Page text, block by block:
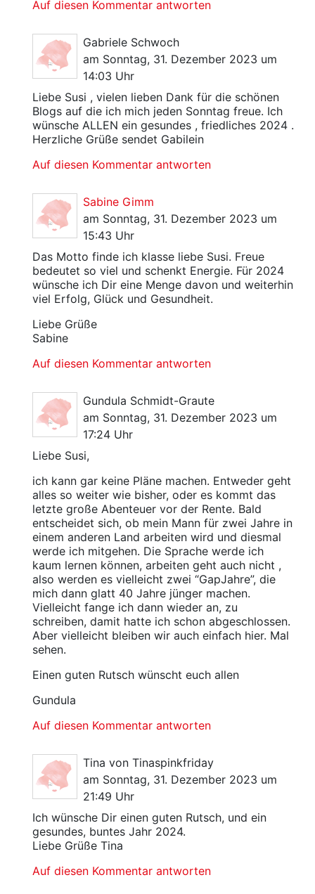
Auf diesen Kommentar antworten
Gabriele Schwoch
am Sonntag, 31. Dezember 2023 um
14:03 Uhr
Liebe Susi , vielen lieben Dank für die schönen
Blogs auf die ich mich jeden Sonntag freue. Ich
wünsche ALLEN ein gesundes , friedliches 2024 .
Herzliche Grüße sendet Gabilein
Auf diesen Kommentar antworten
Sabine Gimm
am Sonntag, 31. Dezember 2023 um
15:43 Uhr
Das Motto finde ich klasse liebe Susi. Freue
bedeutet so viel und schenkt Energie. Für 2024
wünsche ich Dir eine Menge davon und weiterhin
viel Erfolg, Glück und Gesundheit.
Liebe Grüße
Sabine
Auf diesen Kommentar antworten
Gundula Schmidt-Graute
am Sonntag, 31. Dezember 2023 um
17:24 Uhr
Liebe Susi,
ich kann gar keine Pläne machen. Entweder geht
alles so weiter wie bisher, oder es kommt das
letzte große Abenteuer vor der Rente. Bald
entscheidet sich, ob mein Mann für zwei Jahre in
einem anderen Land arbeiten wird und diesmal
werde ich mitgehen. Die Sprache werde ich
kaum lernen können, arbeiten geht auch nicht ,
also werden es vielleicht zwei “GapJahre”, die
mich dann glatt 40 Jahre jünger machen.
Vielleicht fange ich dann wieder an, zu
schreiben, damit hatte ich schon abgeschlossen.
Aber vielleicht bleiben wir auch einfach hier. Mal
sehen.
Einen guten Rutsch wünscht euch allen
Gundula
Auf diesen Kommentar antworten
Tina von Tinaspinkfriday
am Sonntag, 31. Dezember 2023 um
21:49 Uhr
Ich wünsche Dir einen guten Rutsch, und ein
gesundes, buntes Jahr 2024.
Liebe Grüße Tina
Auf diesen Kommentar antworten